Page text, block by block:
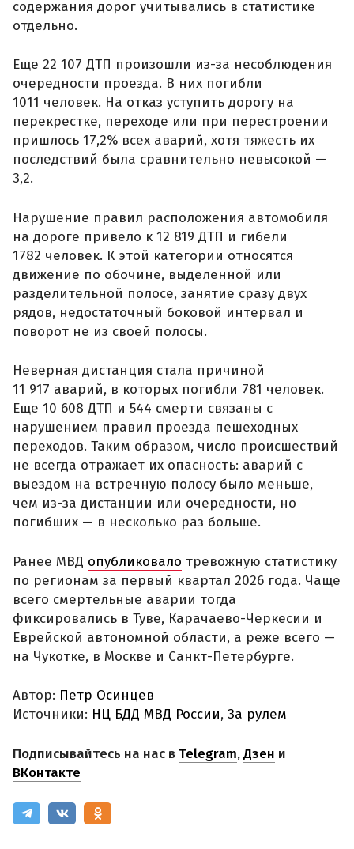
содержания дорог учитывались в статистике
отдельно.
Еще 22 107 ДТП произошли из-за несоблюдения
очередности проезда. В них погибли
1011 человек. На отказ уступить дорогу на
перекрестке, переходе или при перестроении
пришлось 17,2% всех аварий, хотя тяжесть их
последствий была сравнительно невысокой —
3,2.
Нарушение правил расположения автомобиля
на дороге привело к 12 819 ДТП и гибели
1782 человек. К этой категории относятся
движение по обочине, выделенной или
разделительной полосе, занятие сразу двух
рядов, недостаточный боковой интервал и
поворот не из своей полосы.
Неверная дистанция стала причиной
11 917 аварий, в которых погибли 781 человек.
Еще 10 608 ДТП и 544 смерти связаны с
нарушением правил проезда пешеходных
переходов. Таким образом, число происшествий
не всегда отражает их опасность: аварий с
выездом на встречную полосу было меньше,
чем из-за дистанции или очередности, но
погибших — в несколько раз больше.
Ранее МВД опубликовало тревожную статистику
по регионам за первый квартал 2026 года. Чаще
всего смертельные аварии тогда
фиксировались в Туве, Карачаево-Черкесии и
Еврейской автономной области, а реже всего —
на Чукотке, в Москве и Санкт-Петербурге.
Автор: Петр Осинцев
Источники: НЦ БДД МВД России, За рулем
Подписывайтесь на нас в Telegram,Дзен и
ВКонтакте